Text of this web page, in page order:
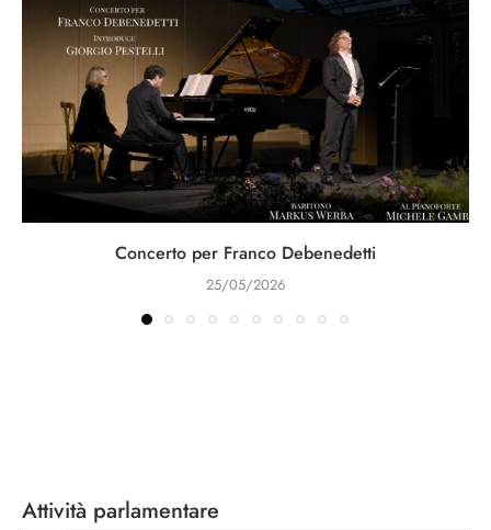
Concerto per Franco Debenedetti
25/05/2026
Attività parlamentare